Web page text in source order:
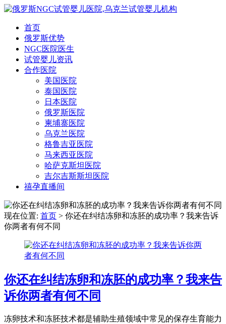
首页
俄罗斯优势
NGC医院医生
试管婴儿资讯
合作医院
美国医院
泰国医院
日本医院
俄罗斯医院
柬埔寨医院
乌克兰医院
格鲁吉亚医院
马来西亚医院
哈萨克斯坦医院
吉尔吉斯斯坦医院
禧孕直播间
现在位置: 首页 > 你还在纠结冻卵和冻胚的成功率？我来告诉
你两者有何不同
你还在纠结冻卵和冻胚的成功率？我来告
诉你两者有何不同
冻卵技术和冻胚技术都是辅助生殖领域中常见的保存生育能力